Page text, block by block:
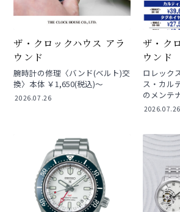
ザ・クロックハウス アラ
ウンド
腕時計の修理〈バンド(ベルト)交
換〉本体 ￥1,650(税込)～
2026.07.26
ザ・ク
ウンド
ロレック
ス・カル
のメンテ
2026.07.26